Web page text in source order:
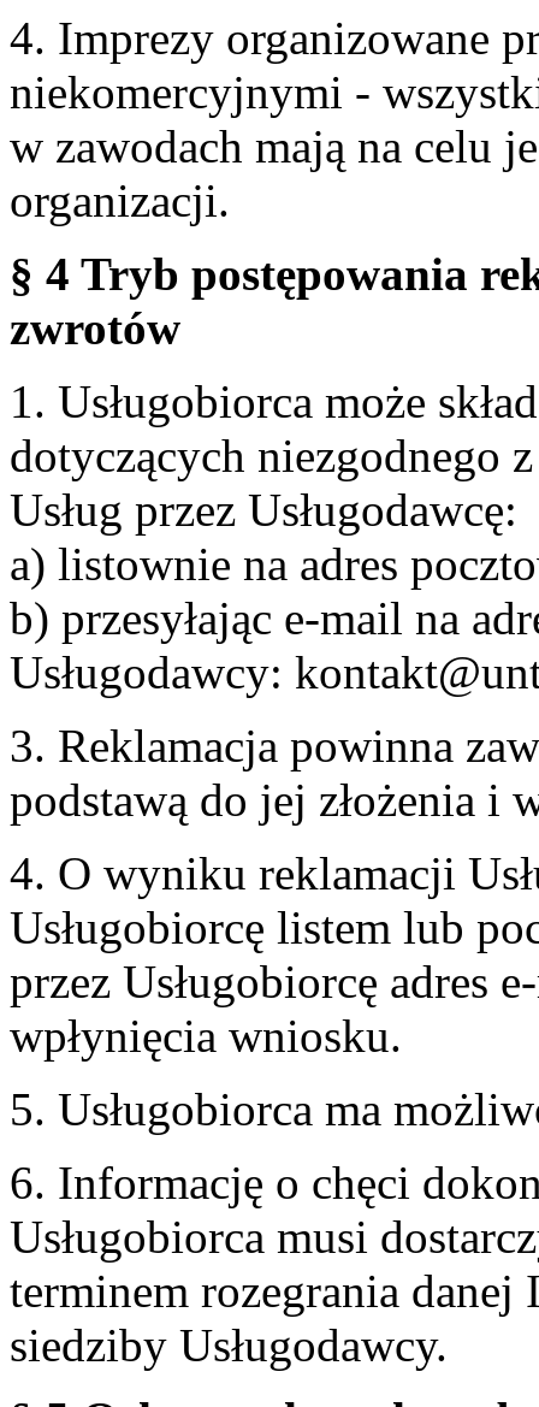
4. Imprezy organizowane
niekomercyjnymi -
w zawodach mają na celu
organizacji.
§ 4 Tryb postępowania
zwrotów
1. Usługobiorca może
dotyczących niezgodnego
Usług przez Usługodawcę:
a) listownie na adres
b) przesyłając e-mail na
Usługodawcy:
3. Reklamacja powinna
podstawą do jej złożenia i
4. O wyniku reklamacji
Usługobiorcę listem lub
przez Usługobiorcę adres
wpłynięcia wniosku.
5. Usługobiorca ma
6. Informację o chęci
Usługobiorca musi
terminem rozegrania
siedziby Usługodawcy.